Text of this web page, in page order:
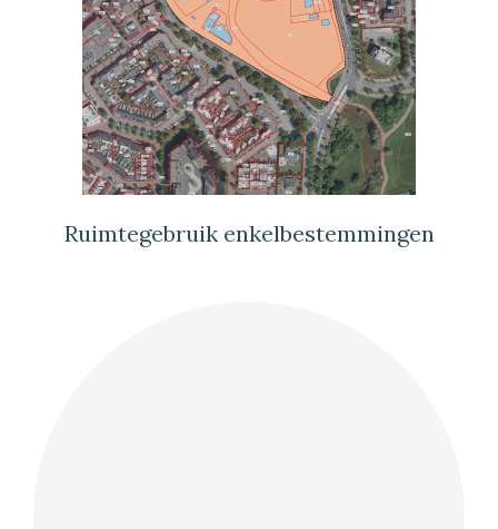
Ruimtegebruik enkelbestemmingen